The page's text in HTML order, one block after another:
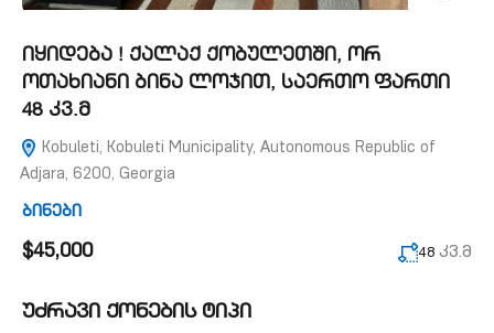
იყიდება ! ქალაქ ქობულეთში, ორ
ოთახიანი ბინა ლოჯით, საერთო ფართი
48 კვ.მ
Kobuleti, Kobuleti Municipality, Autonomous Republic of
Adjara, 6200, Georgia
ბინები
$45,000 48 კვ.მ
უძრავი ქონების ტიპი